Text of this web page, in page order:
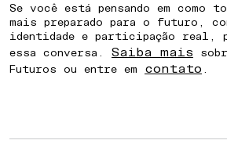
Se você está pensando em como
mais preparado para o futuro,
identidade e participação real,
essa conversa. Saiba mais
Futuros ou entre em contato